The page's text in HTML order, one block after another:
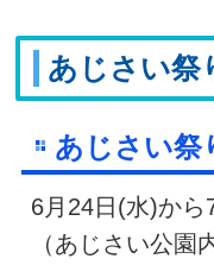
あじさい祭
あじさい祭
6月24日(水)か
（あじさい公園